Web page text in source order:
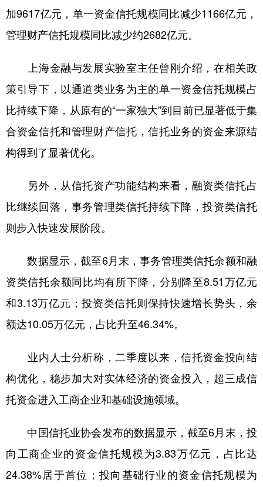
浙江 安徽 福建 江西
山东 河南 湖北
广东 广西 海南 重庆
四川 贵州 云南 西藏
陕西 甘肃 青海 宁夏
新疆 内蒙古 黑龙江
多语种频道
English Español Français عربى
Русский язык
Deutsch Português
加9617亿元，单一资金信托规模同比减少1166亿元，
管理财产信托规模同比减少约2682亿元。
上海金融与发展实验室主任曾刚介绍，在相关政
策引导下，以通道类业务为主的单一资金信托规模占
比持续下降，从原有的“一家独大”到目前已显著低于集
合资金信托和管理财产信托，信托业务的资金来源结
构得到了显著优化。
另外，从信托资产功能结构来看，融资类信托占
比继续回落，事务管理类信托持续下降，投资类信托
则步入快速发展阶段。
数据显示，截至6月末，事务管理类信托余额和融
资类信托余额同比均有所下降，分别降至8.51万亿元
和3.13万亿元；投资类信托则保持快速增长势头，余
额达10.05万亿元，占比升至46.34%。
业内人士分析称，二季度以来，信托资金投向结
构优化，稳步加大对实体经济的资金投入，超三成信
托资金进入工商企业和基础设施领域。
中国信托业协会发布的数据显示，截至6月末，投
向工商企业的资金信托规模为3.83万亿元，占比达
24.38%居于首位；投向基础行业的资金信托规模为